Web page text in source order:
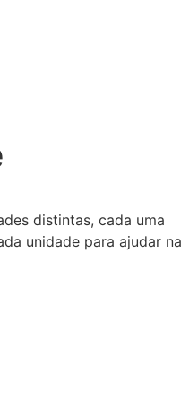
distintas, cada uma
unidade para ajudar na